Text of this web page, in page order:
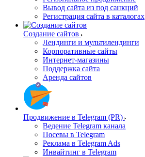
Вывод сайта из под санкций
Регистрация сайта в каталогах
Создание сайтов
Лендинги и мультилендинги
Корпоративные сайты
Интернет-магазины
Поддержка сайта
Аренда сайтов
Продвижение в Telegram (PR)
Ведение Telegram канала
Посевы в Telegram
Реклама в Telegram Ads
Инвайтинг в Telegram